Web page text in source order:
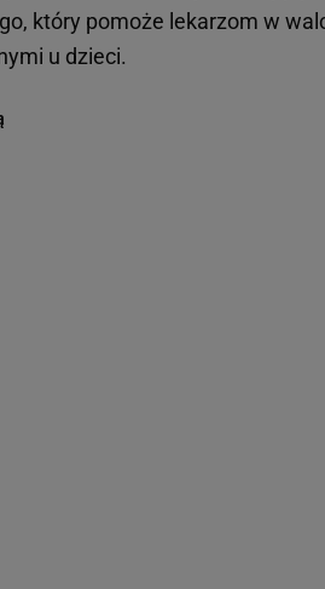
który pomoże lekarzom w
u dzieci.